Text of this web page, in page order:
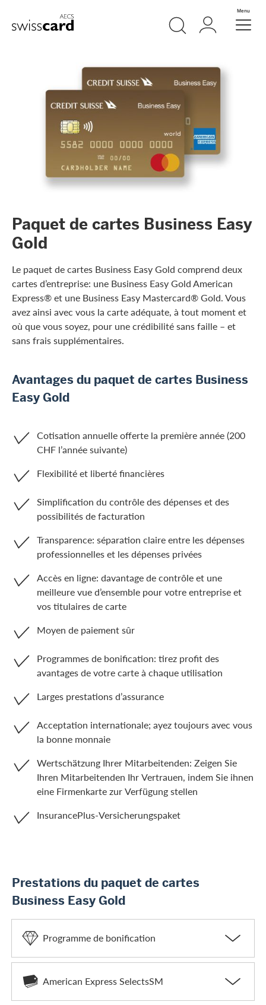
Header
Logo Meta Navigation
Recherche
Login Menu
Paquet de cartes Business Easy
Gold
Le paquet de cartes Business Easy Gold comprend deux
cartes d’entreprise: une Business Easy Gold American
Express® et une Business Easy Mastercard® Gold. Vous
avez ainsi avec vous la carte adéquate, à tout moment et
où que vous soyez, pour une crédibilité sans faille – et
sans frais supplémentaires.
Avantages du paquet de cartes Business
Easy Gold
Cotisation annuelle offerte la première année (200
CHF l’année suivante)
Flexibilité et liberté financières
Simplification du contrôle des dépenses et des
possibilités de facturation
Transparence: séparation claire entre les dépenses
professionnelles et les dépenses privées
Accès en ligne: davantage de contrôle et une
meilleure vue d’ensemble pour votre entreprise et
vos titulaires de carte
Moyen de paiement sûr
Programmes de bonification: tirez profit des
avantages de votre carte à chaque utilisation
Larges prestations d’assurance
Acceptation internationale; ayez toujours avec vous
la bonne monnaie
Wertschätzung Ihrer Mitarbeitenden: Zeigen Sie
Ihren Mitarbeitenden Ihr Vertrauen, indem Sie ihnen
eine Firmenkarte zur Verfügung stellen
InsurancePlus-Versicherungspaket
Prestations du paquet de cartes
Business Easy Gold
Programme de bonification
American Express SelectsSM